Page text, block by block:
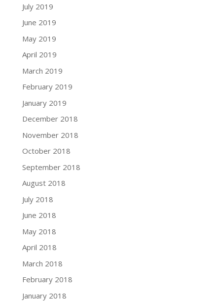
July 2019
June 2019
May 2019
April 2019
March 2019
February 2019
January 2019
December 2018
November 2018
October 2018
September 2018
August 2018
July 2018
June 2018
May 2018
April 2018
March 2018
February 2018
January 2018